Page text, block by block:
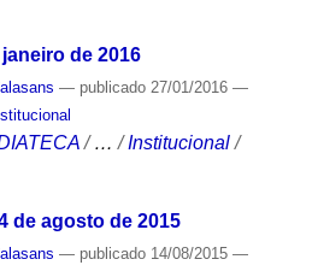
de 2016
— publicado27/01/2016 —
/…/Institucional /
de agosto de 2015
— publicado14/08/2015 —